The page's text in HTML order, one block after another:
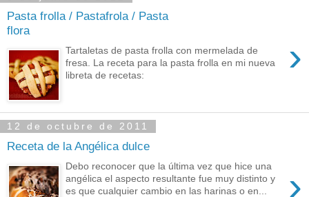
Pasta frolla / Pastafrola / Pasta
flora
›
Tartaletas de pasta frolla con mermelada de
fresa. La receta para la pasta frolla en mi nueva
libreta de recetas:
12 de octubre de 2011
Receta de la Angélica dulce
›
Debo reconocer que la última vez que hice una
angélica el aspecto resultante fue muy distinto y
es que cualquier cambio en las harinas o en...